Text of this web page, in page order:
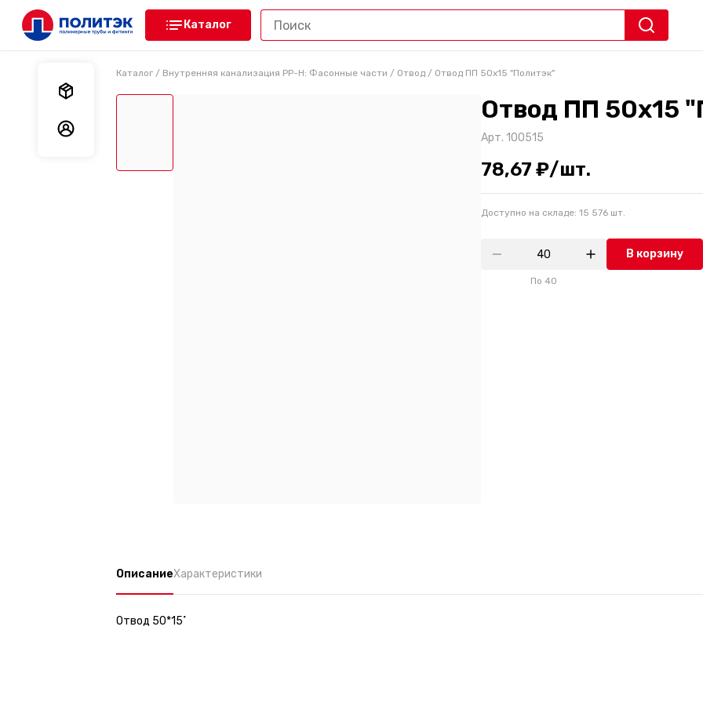
Каталог
Каталог / Внутренняя канализация PP-H: Фасонные части / Отвод / Отвод ПП 50х15 "Политэк"
Отвод ПП 50х15
Арт. 100515
78,67 ₽/шт.
Доступно на складе: 15 576 шт.
По 40
В корзину
ОписаниеХарактеристики
Отвод 50*15˚